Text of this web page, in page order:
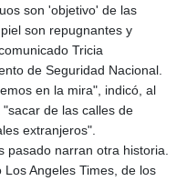
son 'objetivo' de las
son repugnantes y
Tricia
de Seguridad Nacional.
en la mira", indicó, al
de las calles de
extranjeros".
pasado narran otra historia.
Angeles Times, de los